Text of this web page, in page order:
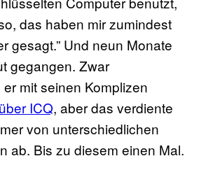
das haben mir zumindest
gesagt.” Und neun Monate
gegangen. Zwar
mit seinen Komplizen
ICQ, aber das verdiente
von unterschiedlichen
ab. Bis zu diesem einen Mal.